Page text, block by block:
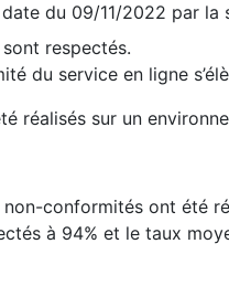
date du 09/11/2022 par
respectés.
du service en ligne
réalisés sur un
conformités ont été
à 94% et le taux